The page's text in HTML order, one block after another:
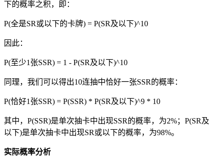
下的概率之积，即：
P(全是SR或以下的卡牌) = P(SR及以下)^10
因此：
P(至少1张SSR) = 1 - P(SR及以下)^10
同理，我们可以得出10连抽中恰好一张SSR的概率：
P(恰好1张SSR) = P(SSR) * P(SR及以下)^9 * 10
其中，P(SSR)是单次抽卡中出现SSR的概率，为2%；P(SR及
以下)是单次抽卡中出现SR或以下的概率，为98%。
实际概率分析